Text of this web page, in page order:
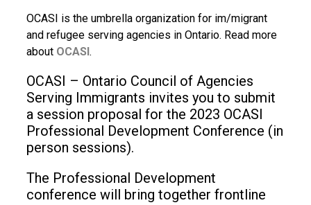
OCASI is the umbrella organization for im/migrant
and refugee serving agencies in Ontario. Read more
about OCASI .
OCASI – Ontario Council of Agencies
Serving Immigrants invites you to submit
a session proposal for the 2023 OCASI
Professional Development Conference (in
person sessions).
The Professional Development
conference will bring together frontline